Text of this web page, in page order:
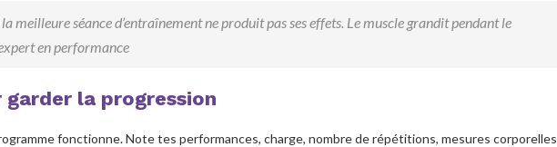
meilleure séance d’entraînement ne produit pas ses effets. Le muscle grandit pendant le
en performance
la progression
fonctionne. Note tes performances, charge, nombre de répétitions, mesures corporelles